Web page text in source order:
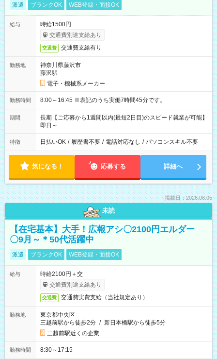
派遣 ブランクOK WEB登録・面接OK
給与
時給1500円
交通費別途支給あり
交通費 交通費支給有り
勤務地
神奈川県藤沢市
藤沢駅
電子・機械系メーカー
勤務時間 8:00～16:45 ※表記のうち実働7時間45分です。
期間
長期【ご応募から1週間以内(最短2日目)のスピード就業が可能】
即日～
特徴 日払いOK / 履歴書不要 / 電話対応なし / パソコンスキル不要
気になる！ 応募する 詳細へ
掲載日：2026.08.05
未読
【在宅基本】大手！広報アシ〇2100円エルダー
〇9月～＊50代活躍中
派遣 ブランクOK WEB登録・面接OK
給与
時給2100円＋交
交通費別途支給あり
交通費 交通費実費支給（当社規定あり）
勤務地
東京都中央区
三越前駅から徒歩2分 / 新日本橋駅から徒歩5分
三越前駅近くの企業
勤務時間 8:30～17:15